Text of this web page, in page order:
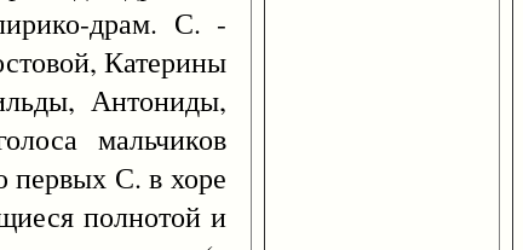
драм. С. -
Катерины
Антониды,
мальчиков
первых С. в хоре
полнотой и